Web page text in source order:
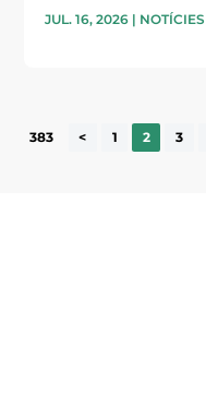
JUL. 16, 2026 | NOTÍCIES
383
< 1 2 3